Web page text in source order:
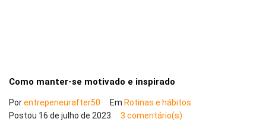
Como manter-se motivado e inspirado
Porentrepeneurafter50 Em Rotinas e hábitos
Postou 16 de julho de 2023 3 comentário(s)